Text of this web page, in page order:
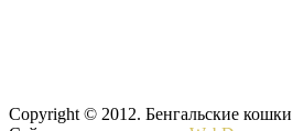
Copyright © 2012. Бенгальские